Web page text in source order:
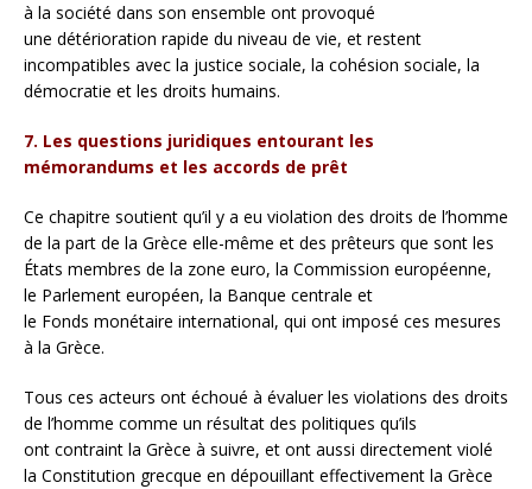
à la société dans son ensemble ont provoqué
une détérioration rapide du niveau de vie, et restent
incompatibles avec la justice sociale, la cohésion sociale, la
démocratie et les droits humains.
7. Les questions juridiques entourant les
mémorandums et les accords de prêt
Ce chapitre soutient qu’il y a eu violation des droits de l’homme
de la part de la Grèce elle-même et des prêteurs que sont les
États membres de la zone euro, la Commission européenne,
le Parlement européen, la Banque centrale et
le Fonds monétaire international, qui ont imposé ces mesures
à la Grèce.
Tous ces acteurs ont échoué à évaluer les violations des droits
de l’homme comme un résultat des politiques qu’ils
ont contraint la Grèce à suivre, et ont aussi directement violé
la Constitution grecque en dépouillant effectivement la Grèce